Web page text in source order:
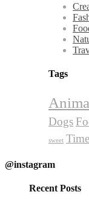
Tags
Dogs
sweet Time
@instagram
Recent Posts